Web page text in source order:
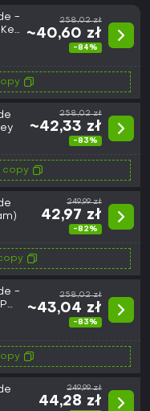
-
258,02 zł
~40,60 zł
-84%
258,02 zł
~42,33 zł
-83%
copy
249,99 zł
42,97 zł
-82%
-
258,02 zł
~43,04 zł
-83%
249,99 zł
44,28 zł